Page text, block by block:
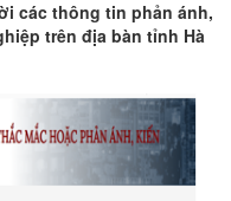
các thông tin phản ánh,
trên địa bàn tỉnh Hà